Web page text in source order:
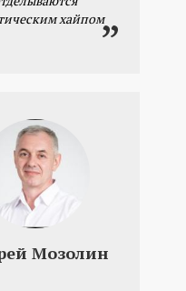
хайпом
Мозолин